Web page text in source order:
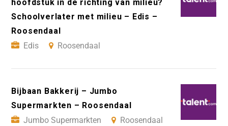
hoofdstuk in de richting van milieu?
Schoolverlater met milieu – Edis –
Roosendaal
Edis
Roosendaal
Bijbaan Bakkerij – Jumbo
Supermarkten – Roosendaal
Jumbo Supermarkten
Roosendaal